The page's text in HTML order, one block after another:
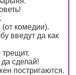
комедии).
введут да как
сделай!
постригаются.